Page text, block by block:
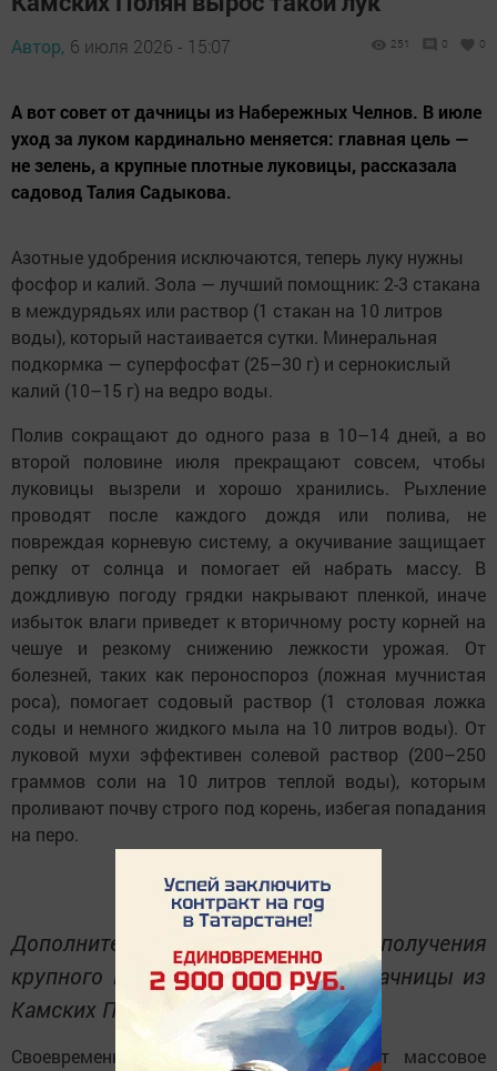
Автор, 6 июля 2026 - 15:07 251 0 0
А вот совет от дачницы из Набережных Челнов. В июле
уход за луком кардинально меняется: главная цель —
не зелень, а крупные плотные луковицы, рассказала
садовод Талия Садыкова.
Азотные удобрения исключаются, теперь луку нужны
фосфор и калий. Зола — лучший помощник: 2-3 стакана
в междурядьях или раствор (1 стакан на 10 литров
воды), который настаивается сутки. Минеральная
подкормка — суперфосфат (25–30 г) и сернокислый
калий (10–15 г) на ведро воды.
Полив сокращают до одного раза в 10–14 дней, а во
второй половине июля прекращают совсем, чтобы
луковицы вызрели и хорошо хранились. Рыхление
проводят после каждого дождя или полива, не
повреждая корневую систему, а окучивание защищает
репку от солнца и помогает ей набрать массу. В
дождливую погоду грядки накрывают пленкой, иначе
избыток влаги приведет к вторичному росту корней на
чешуе и резкому снижению лежкости урожая. От
болезней, таких как пероноспороз (ложная мучнистая
роса), помогает содовый раствор (1 столовая ложка
соды и немного жидкого мыла на 10 литров воды). От
луковой мухи эффективен солевой раствор (200–250
граммов соли на 10 литров теплой воды), которым
проливают почву строго под корень, избегая попадания
на перо.
Дополнительные меры для получения
крупного и здорового урожая от дачницы из
Камских Полян Лидии Фоминой:
Своевременная уборка: сигналом служит массовое